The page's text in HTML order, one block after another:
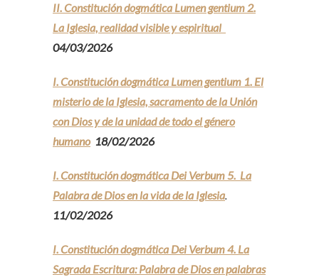
II. Constitución dogmática Lumen gentium 2.
La Iglesia, realidad visible y espiritual
04/03/2026
I. Constitución dogmática Lumen gentium 1. El
misterio de la Iglesia, sacramento de la Unión
con Dios y de la unidad de todo el género
humano18/02/2026
I. Constitución dogmática Dei Verbum 5. La
Palabra de Dios en la vida de la Iglesia.
11/02/2026
I. Constitución dogmática Dei Verbum 4. La
Sagrada Escritura: Palabra de Dios en palabras